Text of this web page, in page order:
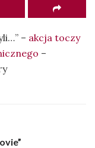
– akcja toczy
–